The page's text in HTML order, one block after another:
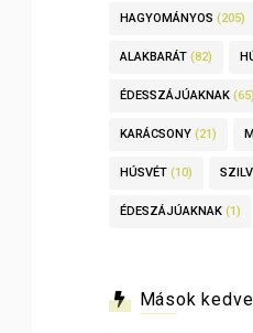
HAGYOMÁNYOS (205)
ALAKBARÁT (82)
ÉDESSZÁJÚAKNAK (65)
KARÁCSONY (21)
HÚSVÉT (10)
ÉDESZÁJÚAKNAK (1)
Mások